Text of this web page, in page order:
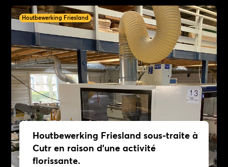
Houtbewerking Friesland
Houtbewerking Friesland sous-traite à
Cutr en raison d'une activité
florissante.